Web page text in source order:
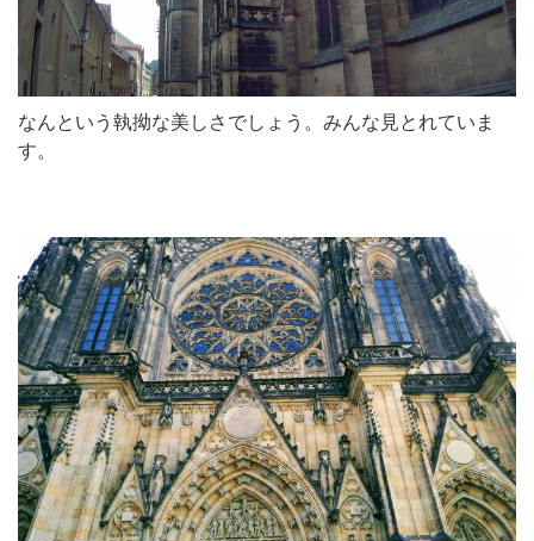
なんという執拗な美しさでしょう。みんな見とれていま
す。